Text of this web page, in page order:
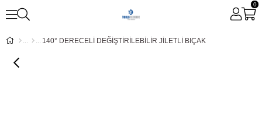
0
140° DERECELİ DEĞİŞTİRİLEBİLİR JİLETLİ BIÇAK